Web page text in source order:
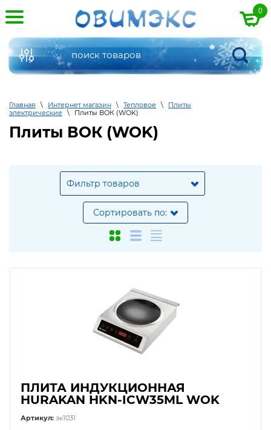
Главная \ Интернет магазин \ Тепловое \
Плиты
электрические \ Плиты ВОК (WOK)
Плиты ВОК (WOK)
Фильтр товаров
Сортировать по:
ПЛИТА ИНДУКЦИОННАЯ
HURAKAN HKN-ICW35ML WOK
Артикул: эк1031
0